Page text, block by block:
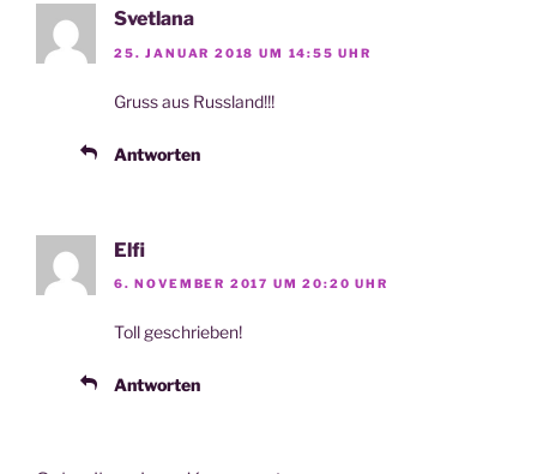
Svetlana
25. JANUAR 2018 UM 14:55 UHR
Gruss aus Russland!!!
Antworten
Elfi
6. NOVEMBER 2017 UM 20:20 UHR
Toll geschrie­ben!
Antworten